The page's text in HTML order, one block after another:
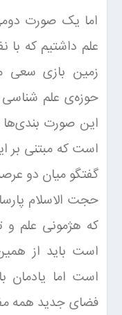
اما یک صورت
علم داشتیم که با
زمین بازی سعی
حوزه‌ی علم
این صورت بندی‌ها
است که مبتنی بر
گفتگو میان دو
حجت الاسلام
که هژمونی علم و
است باید از
است اما یادمان
فضای جدید همه